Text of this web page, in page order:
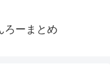
ろーまとめ